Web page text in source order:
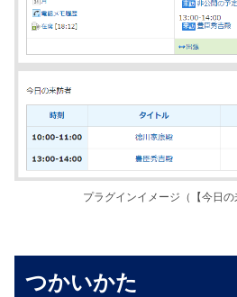
プラグインイメージ（【今日の
つかいかた